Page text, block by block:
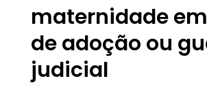
maternidade
de adoção ou
judicial